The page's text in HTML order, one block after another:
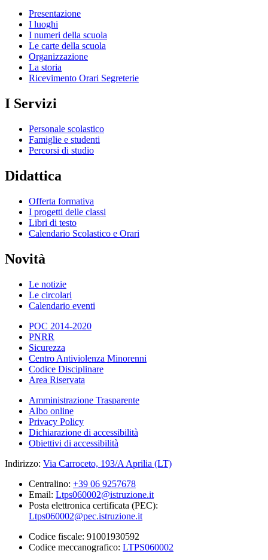
Presentazione
I luoghi
I numeri della scuola
Le carte della scuola
Organizzazione
La storia
Ricevimento Orari Segreterie
I Servizi
Personale scolastico
Famiglie e studenti
Percorsi di studio
Didattica
Offerta formativa
I progetti delle classi
Libri di testo
Calendario Scolastico e Orari
Novità
Le notizie
Le circolari
Calendario eventi
POC 2014-2020
PNRR
Sicurezza
Centro Antiviolenza Minorenni
Codice Disciplinare
Area Riservata
Amministrazione Trasparente
Albo online
Privacy Policy
Dichiarazione di accessibilità
Obiettivi di accessibilità
Indirizzo: Via Carroceto, 193/A Aprilia (LT)
Centralino: +39 06 9257678
Email: Ltps060002@istruzione.it
Posta elettronica certificata (PEC):
Ltps060002@pec.istruzione.it
Codice fiscale: 91001930592
Codice meccanografico: LTPS060002